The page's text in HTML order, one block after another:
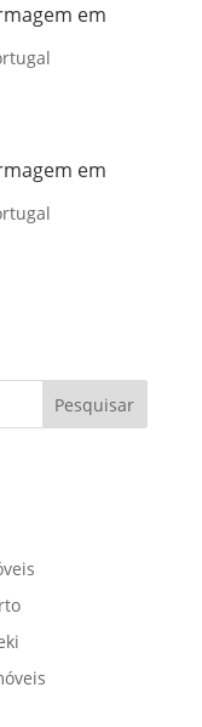
em
em
Pesquisar